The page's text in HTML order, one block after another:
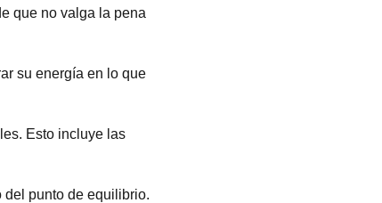
que no valga la pena
su energía en lo que
Esto incluye las
punto de equilibrio.